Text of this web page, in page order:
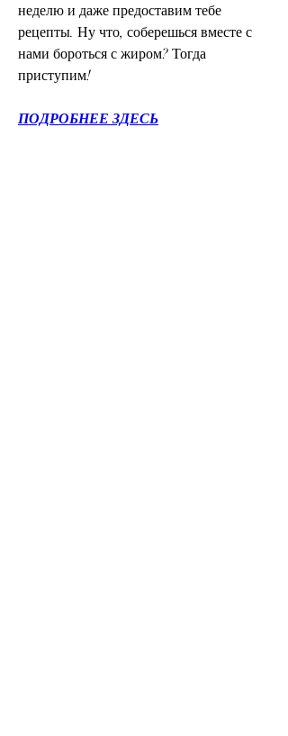
неделю и даже предоставим тебе
рецепты. Ну что, соберешься вместе с
нами бороться с жиром? Тогда
приступим!
ПОДРОБНЕЕ ЗДЕСЬ